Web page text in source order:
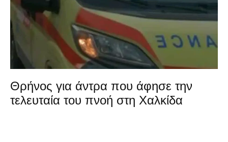
Θρήνος για άντρα που άφησε την
τελευταία του πνοή στη Χαλκίδα